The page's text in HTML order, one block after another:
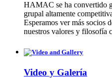
HAMAC se ha convertido
grupal altamente
Esperamos ver más socios
nuestros valores y filosofía
Video y Galería